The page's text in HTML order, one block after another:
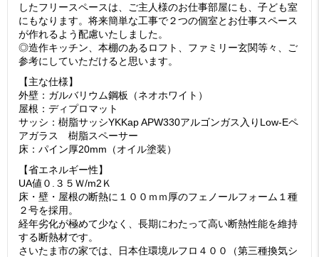
したフリースペースは、ご主人様のお仕事部屋にも、子ども室
にもなります。将来簡単な工事で２つの個室とお仕事スペース
が作れるよう配慮いたしました。
◎造作キッチン、本棚のあるロフト、ファミリー玄関等々、ご
参考にしていただけると思います。
【主な仕様】
外壁：ガルバリウム鋼板（ネオホワイト）
屋根：ディプロマット
サッシ：樹脂サッシYKKap APW330アルゴンガス入りLow-Eペ
アガラス 樹脂スペーサー
床：パイン厚20mm（オイル塗装）
【省エネルギー性】
UA値０.３５Ｗ/m2Ｋ
床・壁・屋根の断熱に１００ｍｍ厚のフェノールフォーム１種
２号を採用。
経年劣化が極めて少なく、長期にわたって高い断熱性能を維持
する断熱材です。
さいたま市の家では、日本住環境ルフロ４００（第三種換気シ